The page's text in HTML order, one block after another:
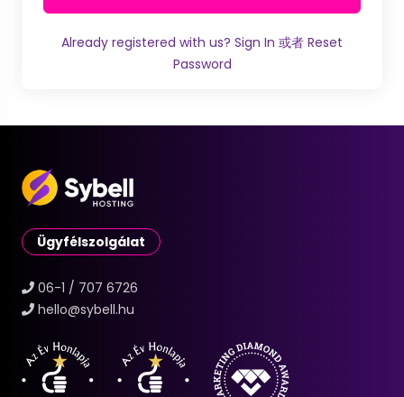
Already registered with us? Sign In 或者 Reset
Password
Ügyfélszolgálat
06-1 / 707 6726
hello@sybell.hu